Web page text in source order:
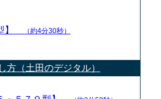
】 （約4分30秒）
方（土田のデジタル）